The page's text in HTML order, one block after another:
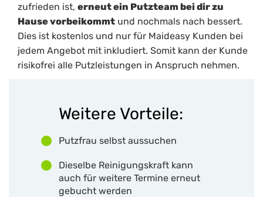
zufrieden ist, erneut ein Putzteam bei dir zu
Hause vorbeikommt und nochmals nach bessert.
Dies ist kostenlos und nur für Maideasy Kunden bei
jedem Angebot mit inkludiert. Somit kann der Kunde
risikofrei alle Putzleistungen in Anspruch nehmen.
Weitere Vorteile:
Putzfrau selbst aussuchen
Dieselbe Reinigungskraft kann
auch für weitere Termine erneut
gebucht werden